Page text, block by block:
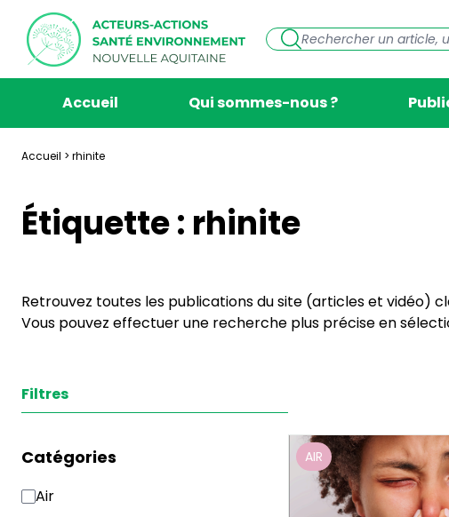
Accueil Qui sommes-nous ?
Accueil > rhinite
Étiquette : rhinite
Retrouvez toutes les publications du site (articles et vidéo)
Vous pouvez effectuer une recherche plus précise en
Filtres
Catégories
Air
AIR